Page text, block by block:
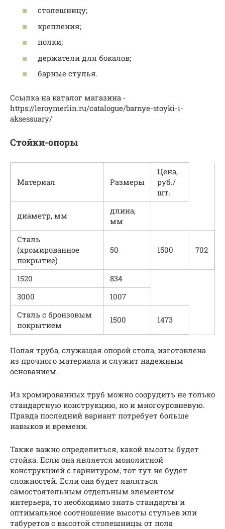
столешницу;
крепления;
полки;
держатели для бокалов;
барные стулья.
Ссылка на каталог магазина ‑
https://leroymerlin.ru/catalogue/barnye-stoyki-i-
aksessuary/
Стойки-опоры
Материал Размеры
Цена,
руб./
шт.
диаметр, мм
длина,
мм
Сталь
(хромированное
покрытие)
50 1500 702
1520
834
3000
1007
Сталь с бронзовым
покрытием
1500 1473
Полая труба, служащая опорой стола, изготовлена
из прочного материала и служит надежным
основанием.
Из хромированных труб можно соорудить не только
стандартную конструкцию, но и многоуровневую.
Правда последний вариант потребует больше
навыков и времени.
Также важно определиться, какой высоты будет
стойка. Если она является монолитной
конструкцией с гарнитуром, тот тут не будет
сложностей. Если она будет являться
самостоятельным отдельным элементом
интерьера, то необходимо знать стандарты и
оптимальное соотношение высоты стульев или
табуретов с высотой столешницы от пола